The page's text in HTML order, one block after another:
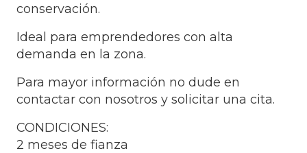
conservación.
Ideal para emprendedores con alta
demanda en la zona.
Para mayor información no dude en
contactar con nosotros y solicitar una cita.
CONDICIONES:
2 meses de fianza